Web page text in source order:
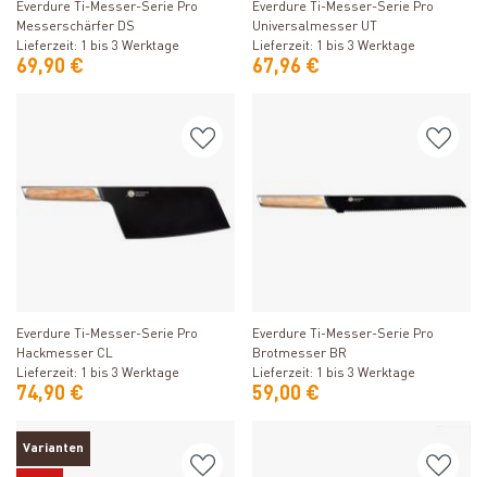
Everdure Ti-Messer-Serie Pro
Messerschärfer DS
Lieferzeit: 1 bis 3 Werktage
69,90 €
Everdure Ti-Messer-Serie Pro
Universalmesser UT
Lieferzeit: 1 bis 3 Werktage
67,96 €
Everdure Ti-Messer-Serie Pro
Hackmesser CL
Lieferzeit: 1 bis 3 Werktage
74,90 €
Everdure Ti-Messer-Serie Pro
Brotmesser BR
Lieferzeit: 1 bis 3 Werktage
59,00 €
Varianten